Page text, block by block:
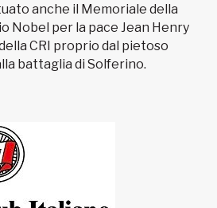
anche il Memoriale della
Nobel per la pace Jean Henry
CRI proprio dal pietoso
battaglia di Solferino.